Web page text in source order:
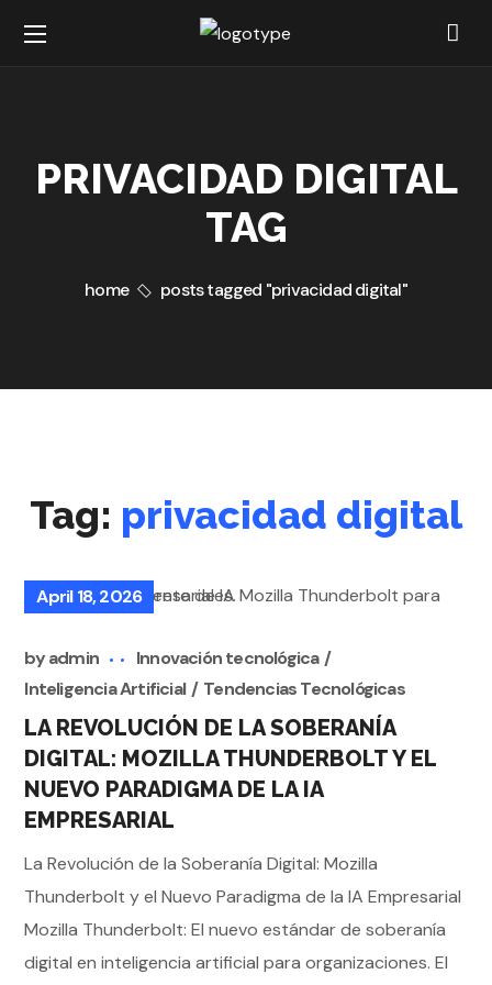
PRIVACIDAD DIGITAL
TAG
home posts tagged "privacidad digital"
Tag: privacidad digital
April 18, 2026
byadmin
Innovación tecnológica
Inteligencia Artificial
Tendencias Tecnológicas
LA REVOLUCIÓN DE LA SOBERANÍA
DIGITAL: MOZILLA THUNDERBOLT Y EL
NUEVO PARADIGMA DE LA IA
EMPRESARIAL
La Revolución de la Soberanía Digital: Mozilla
Thunderbolt y el Nuevo Paradigma de la IA Empresarial
Mozilla Thunderbolt: El nuevo estándar de soberanía
digital en inteligencia artificial para organizaciones. El